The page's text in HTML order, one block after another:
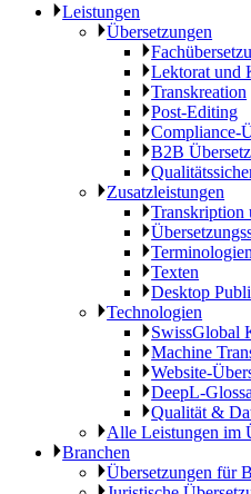
Leistungen
Übersetzungen
Lektorat und
Transkreation
Post-Editing
Compliance-
B2B
Zusatzleistungen
Transkription
Texten
Desktop
Technologien
SwissGlobal
Machine
Website-
DeepL-
Qualität &
Alle Leistungen im
Branchen
Übersetzungen für